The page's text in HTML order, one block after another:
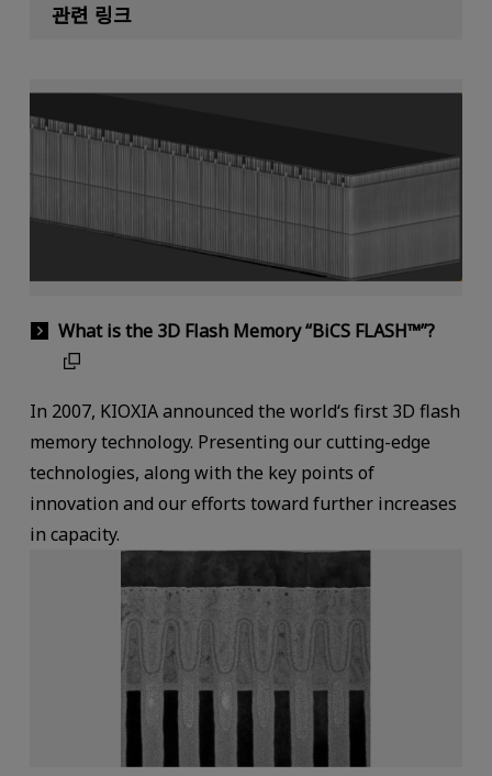
관련 링크
What is the 3D Flash Memory “BiCS FLASH™”?
In 2007, KIOXIA announced the world‘s first 3D flash
memory technology. Presenting our cutting-edge
technologies, along with the key points of
innovation and our efforts toward further increases
in capacity.